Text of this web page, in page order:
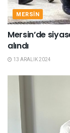
MERSIN
Mersin’de
alındı
13 ARALIK 2024